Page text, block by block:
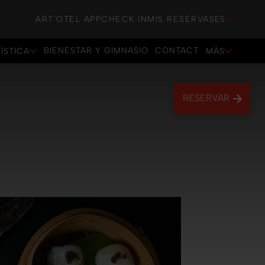
ART'OTEL APPCHECK INMIS RESERVASES
BIENESTAR Y GIMNASIO
BIENESTAR Y GIMNASIO
CONTACT
CONTACT
MÁS
RESERVAR